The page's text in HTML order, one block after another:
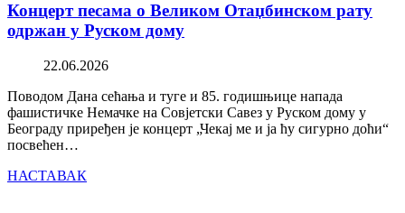
Концерт песама о Великом Отаџбинском рату
одржан у Руском дому
22.06.2026
Поводом Дана сећања и туге и 85. годишњице напада
фашистичке Немачке на Совјетски Савез у Руском дому у
Београду приређен је концерт „Чекај ме и ја ћу сигурно доћи“
посвећен…
НАСТАВАК